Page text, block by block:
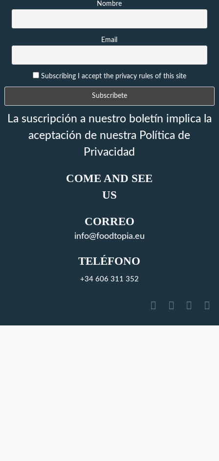
Nombre
Email
Subscribing I accept the privacy rules of this site
La suscripción a nuestro boletín implica la
aceptación de nuestra Política de
Privacidad
COME AND SEE
US
CORREO
info@foodtopia.eu
TELÉFONO
+34 606 311 352